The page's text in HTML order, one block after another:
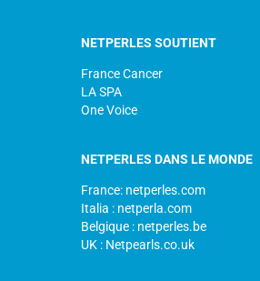
NETPERLES SOUTIENT
France Cancer
LA SPA
One Voice
NETPERLES DANS LE MONDE
France: netperles.com
Italia : netperla.com
Belgique : netperles.be
UK : Netpearls.co.uk